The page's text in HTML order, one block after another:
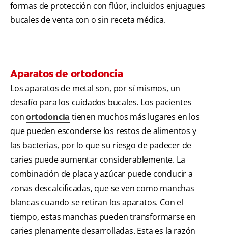
formas de protección con flúor, incluidos enjuagues
bucales de venta con o sin receta médica.
Aparatos de ortodoncia
Los aparatos de metal son, por sí mismos, un
desafío para los cuidados bucales. Los pacientes
conortodoncia tienen muchos más lugares en los
que pueden esconderse los restos de alimentos y
las bacterias, por lo que su riesgo de padecer de
caries puede aumentar considerablemente. La
combinación de placa y azúcar puede conducir a
zonas descalcificadas, que se ven como manchas
blancas cuando se retiran los aparatos. Con el
tiempo, estas manchas pueden transformarse en
caries plenamente desarrolladas. Esta es la razón